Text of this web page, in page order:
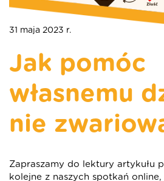
31 maja 2023 r.
Jak pomóc
własnemu
nie
Zapraszamy do lektury artykułu
kolejne z naszych spotkań